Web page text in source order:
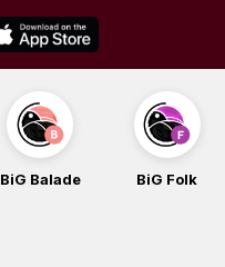
BiG Balade BiG Folk